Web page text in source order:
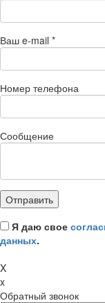
Ваш e-mail *
Номер телефона
Сообщение
Я даю свое
данных.
X
x
Обратный звонок